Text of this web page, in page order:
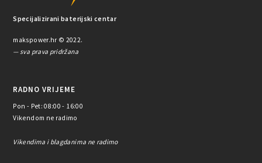
Specijalizirani baterijski centar
makspower.hr © 2022.
— sva prava pridržana
RADNO VRIJEME
Pon - Pet: 08:00 - 16:00
Vikendom ne radimo
Vikendima i blagdanima ne radimo